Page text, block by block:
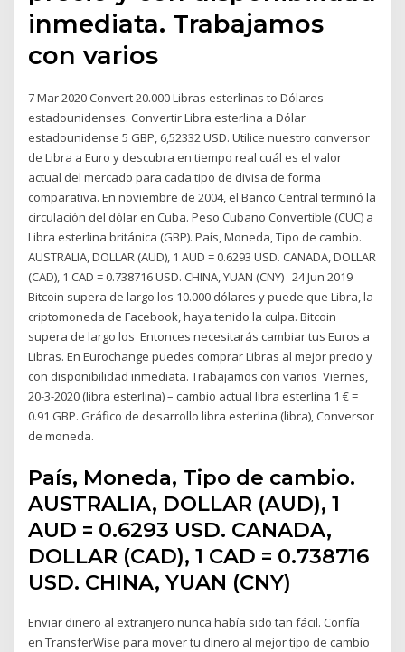
inmediata. Trabajamos
con varios
7 Mar 2020 Convert 20.000 Libras esterlinas to Dólares
estadounidenses. Convertir Libra esterlina a Dólar
estadounidense 5 GBP, 6,52332 USD. Utilice nuestro conversor
de Libra a Euro y descubra en tiempo real cuál es el valor
actual del mercado para cada tipo de divisa de forma
comparativa. En noviembre de 2004, el Banco Central terminó la
circulación del dólar en Cuba. Peso Cubano Convertible (CUC) a
Libra esterlina británica (GBP). País, Moneda, Tipo de cambio.
AUSTRALIA, DOLLAR (AUD), 1 AUD = 0.6293 USD. CANADA, DOLLAR
(CAD), 1 CAD = 0.738716 USD. CHINA, YUAN (CNY) 24 Jun 2019
Bitcoin supera de largo los 10.000 dólares y puede que Libra, la
criptomoneda de Facebook, haya tenido la culpa. Bitcoin
supera de largo los Entonces necesitarás cambiar tus Euros a
Libras. En Eurochange puedes comprar Libras al mejor precio y
con disponibilidad inmediata. Trabajamos con varios Viernes,
20-3-2020 (libra esterlina) – cambio actual libra esterlina 1 € =
0.91 GBP. Gráfico de desarrollo libra esterlina (libra), Conversor
de moneda.
País, Moneda, Tipo de cambio.
AUSTRALIA, DOLLAR (AUD), 1
AUD = 0.6293 USD. CANADA,
DOLLAR (CAD), 1 CAD = 0.738716
USD. CHINA, YUAN (CNY)
Enviar dinero al extranjero nunca había sido tan fácil. Confía
en TransferWise para mover tu dinero al mejor tipo de cambio